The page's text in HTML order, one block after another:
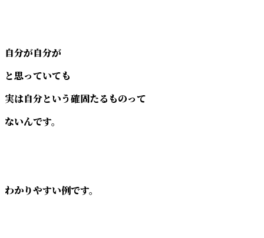
自分が自分が
と思っていても
実は自分という確固たるものって
ないんです。
わかりやすい例です。